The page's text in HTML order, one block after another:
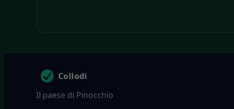
Collodi
Il paese di Pinocchio